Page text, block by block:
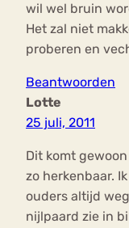
wil wel bruin
Het zal niet
proberen en
Beantwoorden
Lotte
25 juli, 2011
Dit komt
zo herkenbaar.
ouders altijd
nijlpaard zie in